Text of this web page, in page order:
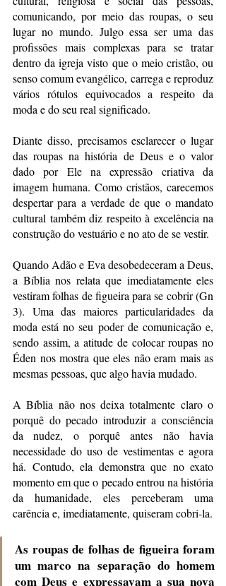
comunicando, por meio das roupas, o seu
lugar no mundo. Julgo essa ser uma das
profissões mais complexas para se tratar
dentro da igreja visto que o meio cristão, ou
senso comum evangélico, carrega e reproduz
vários rótulos equivocados a respeito da
moda e do seu real significado.
Diante disso, precisamos esclarecer o lugar
das roupas na história de Deus e o valor
dado por Ele na expressão criativa da
imagem humana. Como cristãos, carecemos
despertar para a verdade de que o mandato
cultural também diz respeito à excelência na
construção do vestuário e no ato de se vestir.
Quando Adão e Eva desobedeceram a Deus,
a Bíblia nos relata que imediatamente eles
vestiram folhas de figueira para se cobrir (Gn
3). Uma das maiores particularidades da
moda está no seu poder de comunicação e,
sendo assim, a atitude de colocar roupas no
Éden nos mostra que eles não eram mais as
mesmas pessoas, que algo havia mudado.
A Bíblia não nos deixa totalmente claro o
porquê do pecado introduzir a consciência
da nudez, o porquê antes não havia
necessidade do uso de vestimentas e agora
há. Contudo, ela demonstra que no exato
momento em que o pecado entrou na história
da humanidade, eles perceberam uma
As roupas de folhas de figueira foram
um marco na separação do homem
com Deus e expressavam a sua nova